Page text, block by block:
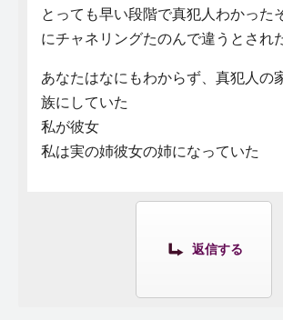
とっても早い段階で真犯人わかった
にチャネリングたのんで違うとされ
あなたはなにもわからず、真犯人の
族にしていた
私が彼女
私は実の姉彼女の姉になっていた
返信する